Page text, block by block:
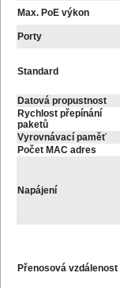
Max. PoE výkon
Porty
Standard
Datová propustnost
Rychlost přepínání
paketů
Vyrovnávací paměť
Počet MAC adres
Napájení
Přenosová vzdálenost